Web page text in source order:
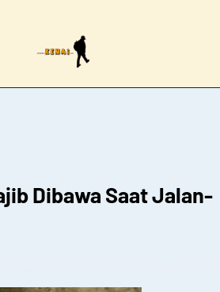
Dibawa Saat Jalan-